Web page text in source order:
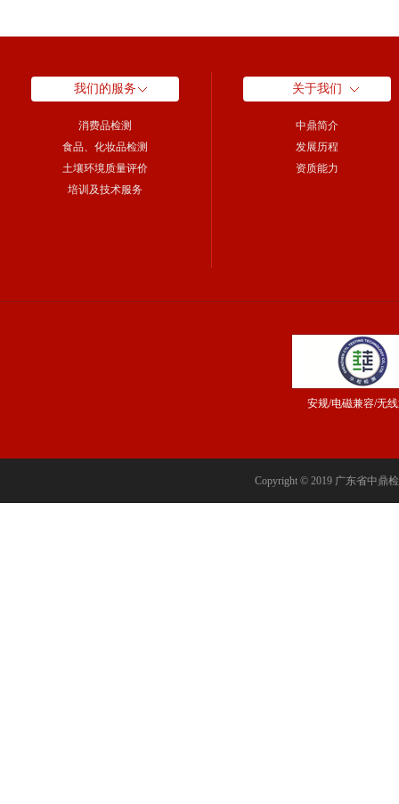
我们的服务
消费品检测
食品、化妆品检测
土壤环境质量评价
培训及技术服务
关于我们
中鼎简介
发展历程
资质能力
安规/电磁兼容/无
Copyright © 2019 广东省中鼎